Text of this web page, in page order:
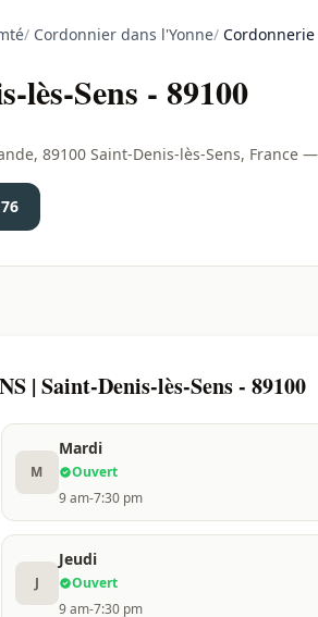
/ Cordonnier dans l'Yonne/ Cordonnerie
lès-Sens - 89100
89100 Saint-Denis-lès-Sens, France
| Saint-Denis-lès-Sens - 89100
M
Mardi
Ouvert
9 am-7:30 pm
J
Jeudi
Ouvert
9 am-7:30 pm